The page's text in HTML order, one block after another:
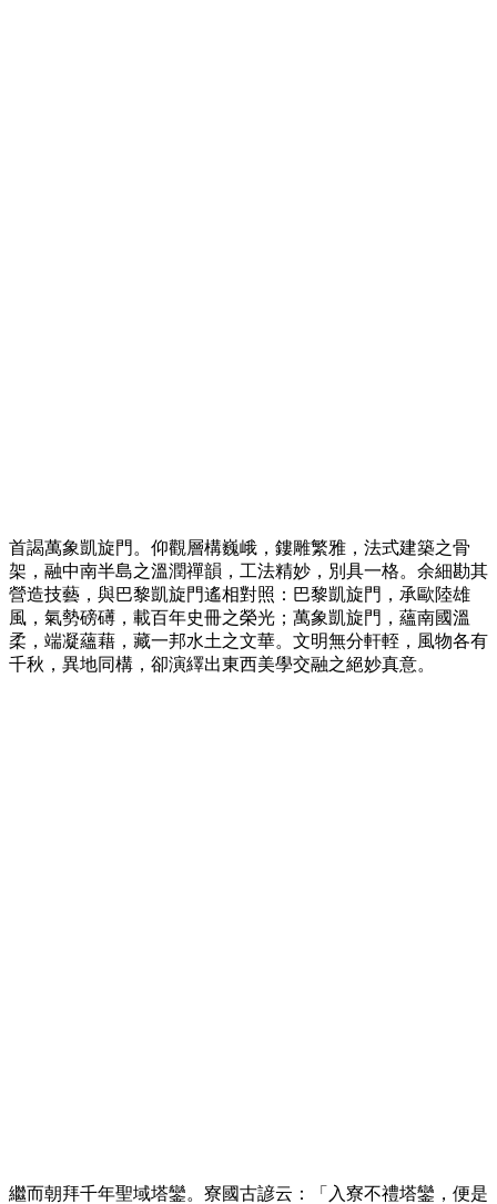
首謁萬象凱旋門。仰觀層構巍峨，鏤雕繁雅，法式建築之骨
架，融中南半島之溫潤禪韻，工法精妙，別具一格。余細勘其
營造技藝，與巴黎凱旋門遙相對照：巴黎凱旋門，承歐陸雄
風，氣勢磅礡，載百年史冊之榮光；萬象凱旋門，蘊南國溫
柔，端凝蘊藉，藏一邦水土之文華。文明無分軒輊，風物各有
千秋，異地同構，卻演繹出東西美學交融之絕妙真意。
繼而朝拜千年聖域塔鑾。寮國古諺云：「入寮不禮塔鑾，便是